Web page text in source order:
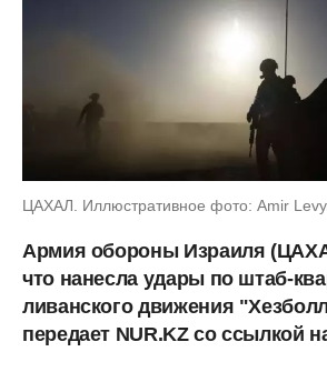
ЦАХАЛ. Иллюстративное фото: Amir
Армия обороны Израиля
что нанесла удары по штаб-
ливанского движения
передает NUR.KZ со ссылкой